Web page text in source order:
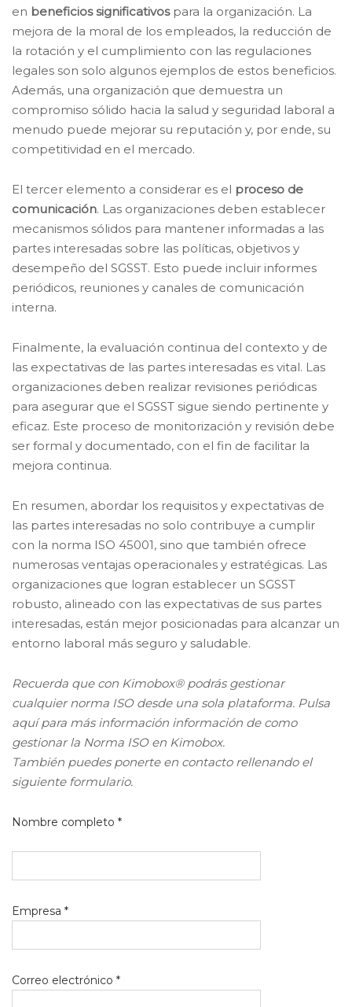
en beneficios significativospara la organización. La
mejora de la moral de los empleados, la reducción de
la rotación y el cumplimiento con las regulaciones
legales son solo algunos ejemplos de estos beneficios.
Además, una organización que demuestra un
compromiso sólido hacia la salud y seguridad laboral a
menudo puede mejorar su reputación y, por ende, su
competitividad en el mercado.
El tercer elemento a considerar es el proceso de
comunicación. Las organizaciones deben establecer
mecanismos sólidos para mantener informadas a las
partes interesadas sobre las políticas, objetivos y
desempeño del SGSST. Esto puede incluir informes
periódicos, reuniones y canales de comunicación
interna.
Finalmente, la evaluación continua del contexto y de
las expectativas de las partes interesadas es vital. Las
organizaciones deben realizar revisiones periódicas
para asegurar que el SGSST sigue siendo pertinente y
eficaz. Este proceso de monitorización y revisión debe
ser formal y documentado, con el fin de facilitar la
mejora continua.
En resumen, abordar los requisitos y expectativas de
las partes interesadas no solo contribuye a cumplir
con la norma ISO 45001, sino que también ofrece
numerosas ventajas operacionales y estratégicas. Las
organizaciones que logran establecer un SGSST
robusto, alineado con las expectativas de sus partes
interesadas, están mejor posicionadas para alcanzar un
entorno laboral más seguro y saludable.
Recuerda que con Kimobox® podrás gestionar
cualquier norma ISO desde una sola plataforma. Pulsa
aquí para más información información de como
gestionar la Norma ISO en Kimobox.
También puedes ponerte en contacto rellenando el
siguiente formulario.
Nombre completo *
Empresa *
Correo electrónico *